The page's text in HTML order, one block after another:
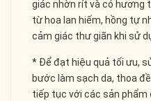
giác nhờn rít và có hương
từ hoa lan hiếm, hồng tự
cảm giác thư giãn khi sử
* Để đạt hiệu quả tối ưu,
bước làm sạch da, thoa
tiếp tục với các sản phẩm